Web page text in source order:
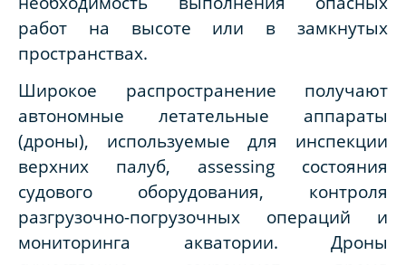
работ на высоте или в замкнутых
пространствах.
Широкое распространение получают
автономные летательные аппараты
(дроны), используемые для инспекции
верхних палуб, assessing состояния
судового оборудования, контроля
разгрузочно-погрузочных операций и
мониторинга акватории. Дроны